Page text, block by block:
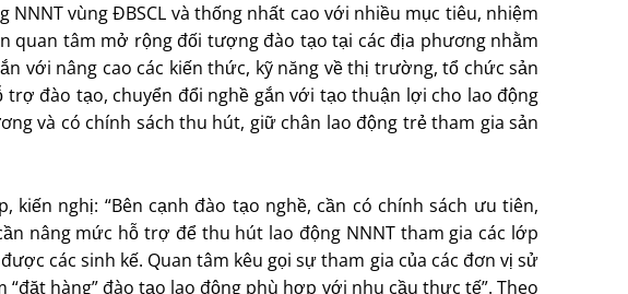
vùng ÐBSCL và thống nhất cao với nhiều mục tiêu, nhiệm
quan tâm mở rộng đối tượng đào tạo tại các địa phương nhằm
với nâng cao các kiến thức, kỹ năng về thị trường, tổ chức sản
đào tạo, chuyển đổi nghề gắn với tạo thuận lợi cho lao động
và có chính sách thu hút, giữ chân lao động trẻ tham gia sản
nghị: “Bên cạnh đào tạo nghề, cần có chính sách ưu tiên,
nâng mức hỗ trợ để thu hút lao động NNNT tham gia các lớp
các sinh kế. Quan tâm kêu gọi sự tham gia của các đơn vị sử
hàng” đào tạo lao động phù hợp với nhu cầu thực tế”. Theo